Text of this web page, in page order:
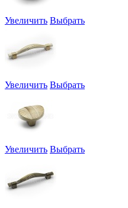
Увеличить Выбрать
Увеличить Выбрать
Увеличить Выбрать